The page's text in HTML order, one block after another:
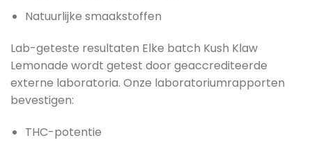
Natuurlijke smaakstoffen
Lab-geteste resultaten Elke batch Kush Klaw
Lemonade wordt getest door geaccrediteerde
externe laboratoria. Onze laboratoriumrapporten
bevestigen:
THC-potentie